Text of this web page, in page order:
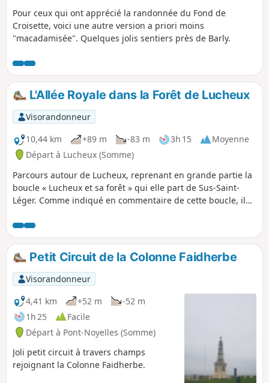
Pour ceux qui ont apprécié la randonnée du Fond de
Croisette, voici une autre version a priori moins
"macadamisée". Quelques jolis sentiers près de Barly.
L'Allée Royale dans la Forêt de Lucheux
Visorandonneur
10,44 km
+89 m -83 m 3h 15
Moyenne
Départ à Lucheux (Somme)
Parcours autour de Lucheux, reprenant en grande partie la
boucle « Lucheux et sa forêt » qui elle part de Sus-Saint-
Léger. Comme indiqué en commentaire de cette boucle, il
partie GR®124 dans la forêt étant en très mauvais état. Il
est toutefois assez facile de passer à l’écart des parties
impraticables, voire d'éviter ce passage.
Petit Circuit de la Colonne Faidherbe
Visorandonneur
4,41 km
+52 m
-52 m
1h 25
Facile
Départ à Pont-Noyelles (Somme)
Joli petit circuit à travers champs
rejoignant la Colonne Faidherbe.